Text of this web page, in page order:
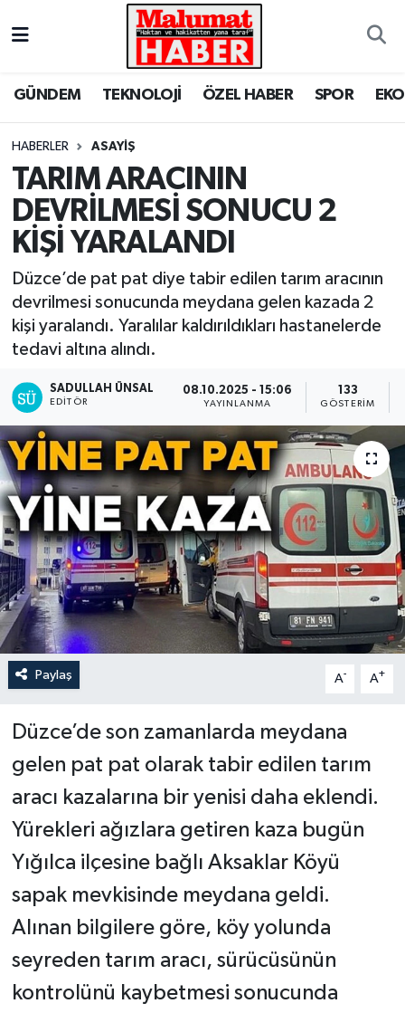
GÜNDEM TEKNOLOJİ ÖZEL HABER SPOR
HABERLER ASAYİŞ
TARIM ARACININ
DEVRİLMESİ SONUCU 2
KİŞİ YARALANDI
Düzce’de pat pat diye tabir edilen tarım aracının
devrilmesi sonucunda meydana gelen kazada 2
kişi yaralandı. Yaralılar kaldırıldıkları hastanelerde
tedavi altına alındı.
SADULLAH ÜNSAL
EDITÖR
08.10.2025 - 15:06
YAYINLANMA
133
GÖSTERIM
Paylaş A- A+
Düzce’de son zamanlarda meydana
gelen pat pat olarak tabir edilen tarım
aracı kazalarına bir yenisi daha eklendi.
Yürekleri ağızlara getiren kaza bugün
Yığılca ilçesine bağlı Aksaklar Köyü
sapak mevkisinde meydana geldi.
Alınan bilgilere göre, köy yolunda
seyreden tarım aracı, sürücüsünün
kontrolünü kaybetmesi sonucunda
Nöbetçi Eczaneler
Süper Lig Puan Durumu ve Fikstür
Tüm Manşetler
Son Dakika Haberleri
Haber Arşivi